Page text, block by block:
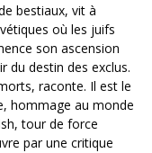
bestiaux, vit à
où les juifs
son ascension
du destin des exclus.
raconte. Il est le
hommage au monde
tour de force
par une critique